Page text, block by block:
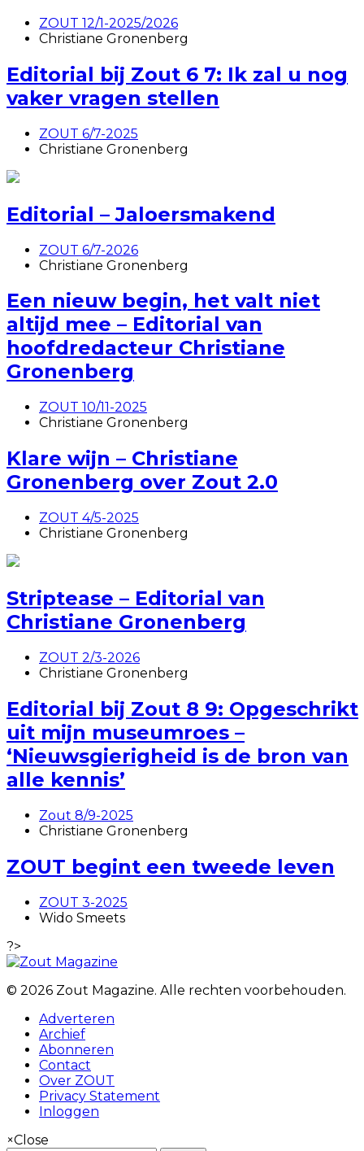
ZOUT 12/1-2025/2026
Christiane Gronenberg
Editorial bij Zout 6 7: Ik zal u nog
vaker vragen stellen
ZOUT 6/7-2025
Christiane Gronenberg
Editorial – Jaloersmakend
ZOUT 6/7-2026
Christiane Gronenberg
Een nieuw begin, het valt niet
altijd mee – Editorial van
hoofdredacteur Christiane
Gronenberg
ZOUT 10/11-2025
Christiane Gronenberg
Klare wijn – Christiane
Gronenberg over Zout 2.0
ZOUT 4/5-2025
Christiane Gronenberg
Striptease – Editorial van
Christiane Gronenberg
ZOUT 2/3-2026
Christiane Gronenberg
Editorial bij Zout 8 9: Opgeschrikt
uit mijn museumroes –
‘Nieuwsgierigheid is de bron van
alle kennis’
Zout 8/9-2025
Christiane Gronenberg
ZOUT begint een tweede leven
ZOUT 3-2025
Wido Smeets
?>
© 2026 Zout Magazine. Alle rechten voorbehouden.
Adverteren
Archief
Abonneren
Contact
Over ZOUT
Privacy Statement
Inloggen
×Close